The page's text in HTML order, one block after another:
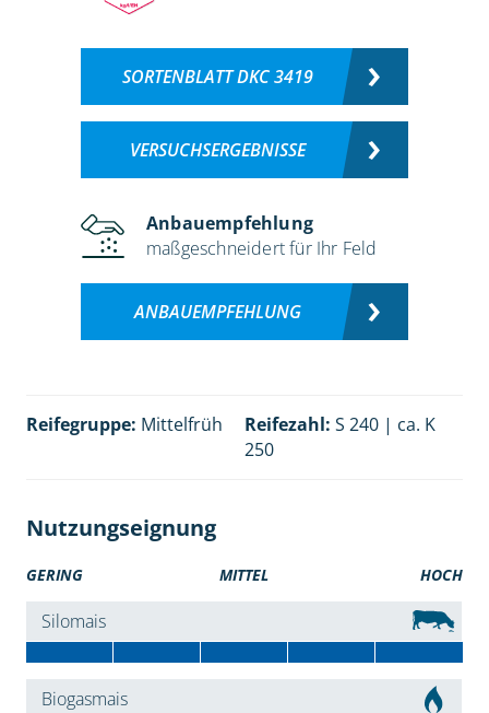
SORTENBLATT DKC 3419
VERSUCHSERGEBNISSE
Anbauempfehlung
maßgeschneidert für Ihr Feld
ANBAUEMPFEHLUNG
Reifegruppe: Mittelfrüh Reifezahl: S 240 | ca. K
250
Nutzungseignung
GERING MITTEL HOCH
Silomais
Biogasmais